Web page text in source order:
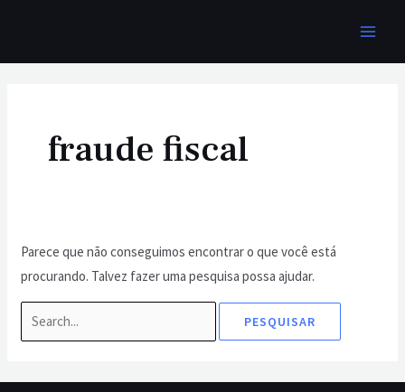
o
fraude fiscal
Parece que não conseguimos encontrar o que você está
procurando. Talvez fazer uma pesquisa possa ajudar.